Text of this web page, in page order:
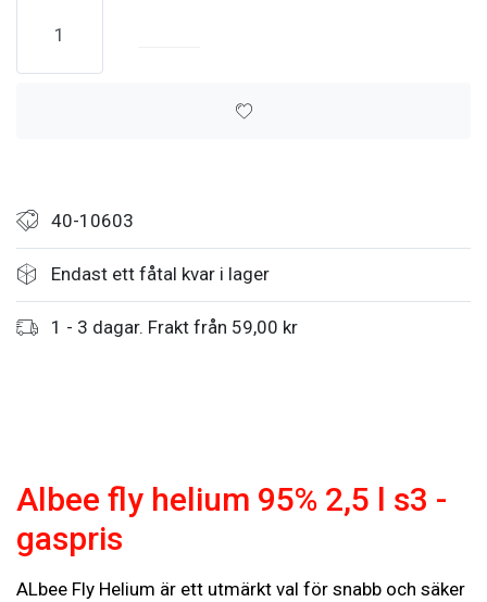
40-10603
Endast ett fåtal kvar i lager
1 - 3 dagar. Frakt från 59,00 kr
Albee fly helium 95% 2,5 l s3 -
gaspris
ALbee Fly Helium är ett utmärkt val för snabb och säker